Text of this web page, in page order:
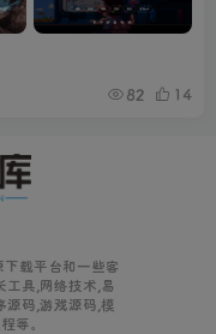
82 14
载平台和一些客
工具,网络技术,易
源码,游戏源码,模
等。